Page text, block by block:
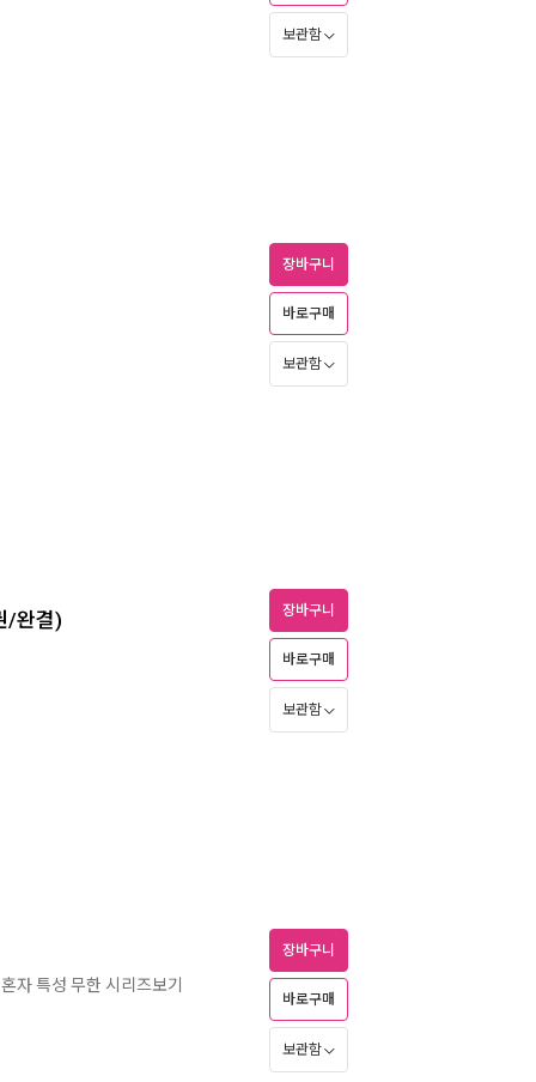
보관함
장바구니
바로구매
보관함
/완결) 장바구니
바로구매
보관함
자 특성 무한 시리즈보기
장바구니
바로구매
보관함